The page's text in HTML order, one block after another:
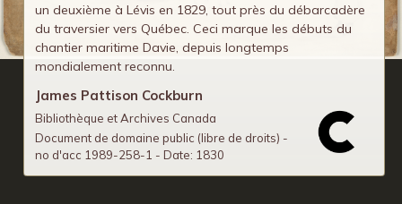
un deuxième à Lévis en 1829, tout près du débarcadère
du traversier vers Québec. Ceci marque les débuts du
chantier maritime Davie, depuis longtemps
mondialement reconnu.
James Pattison Cockburn
Bibliothèque et Archives Canada
Document de domaine public (libre de droits) -
no d'acc 1989-258-1 - Date: 1830